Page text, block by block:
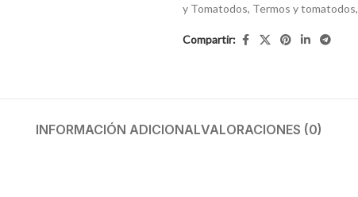
y Tomatodos, Termos y tomatodos,
Compartir:
INFORMACIÓN ADICIONALVALORACIONES (0)